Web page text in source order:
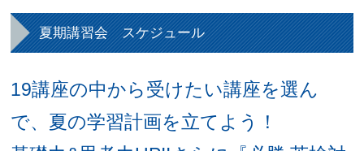
夏期講習会 スケジュール
19講座の中から受けたい講座を選ん
で、夏の学習計画を立てよう！